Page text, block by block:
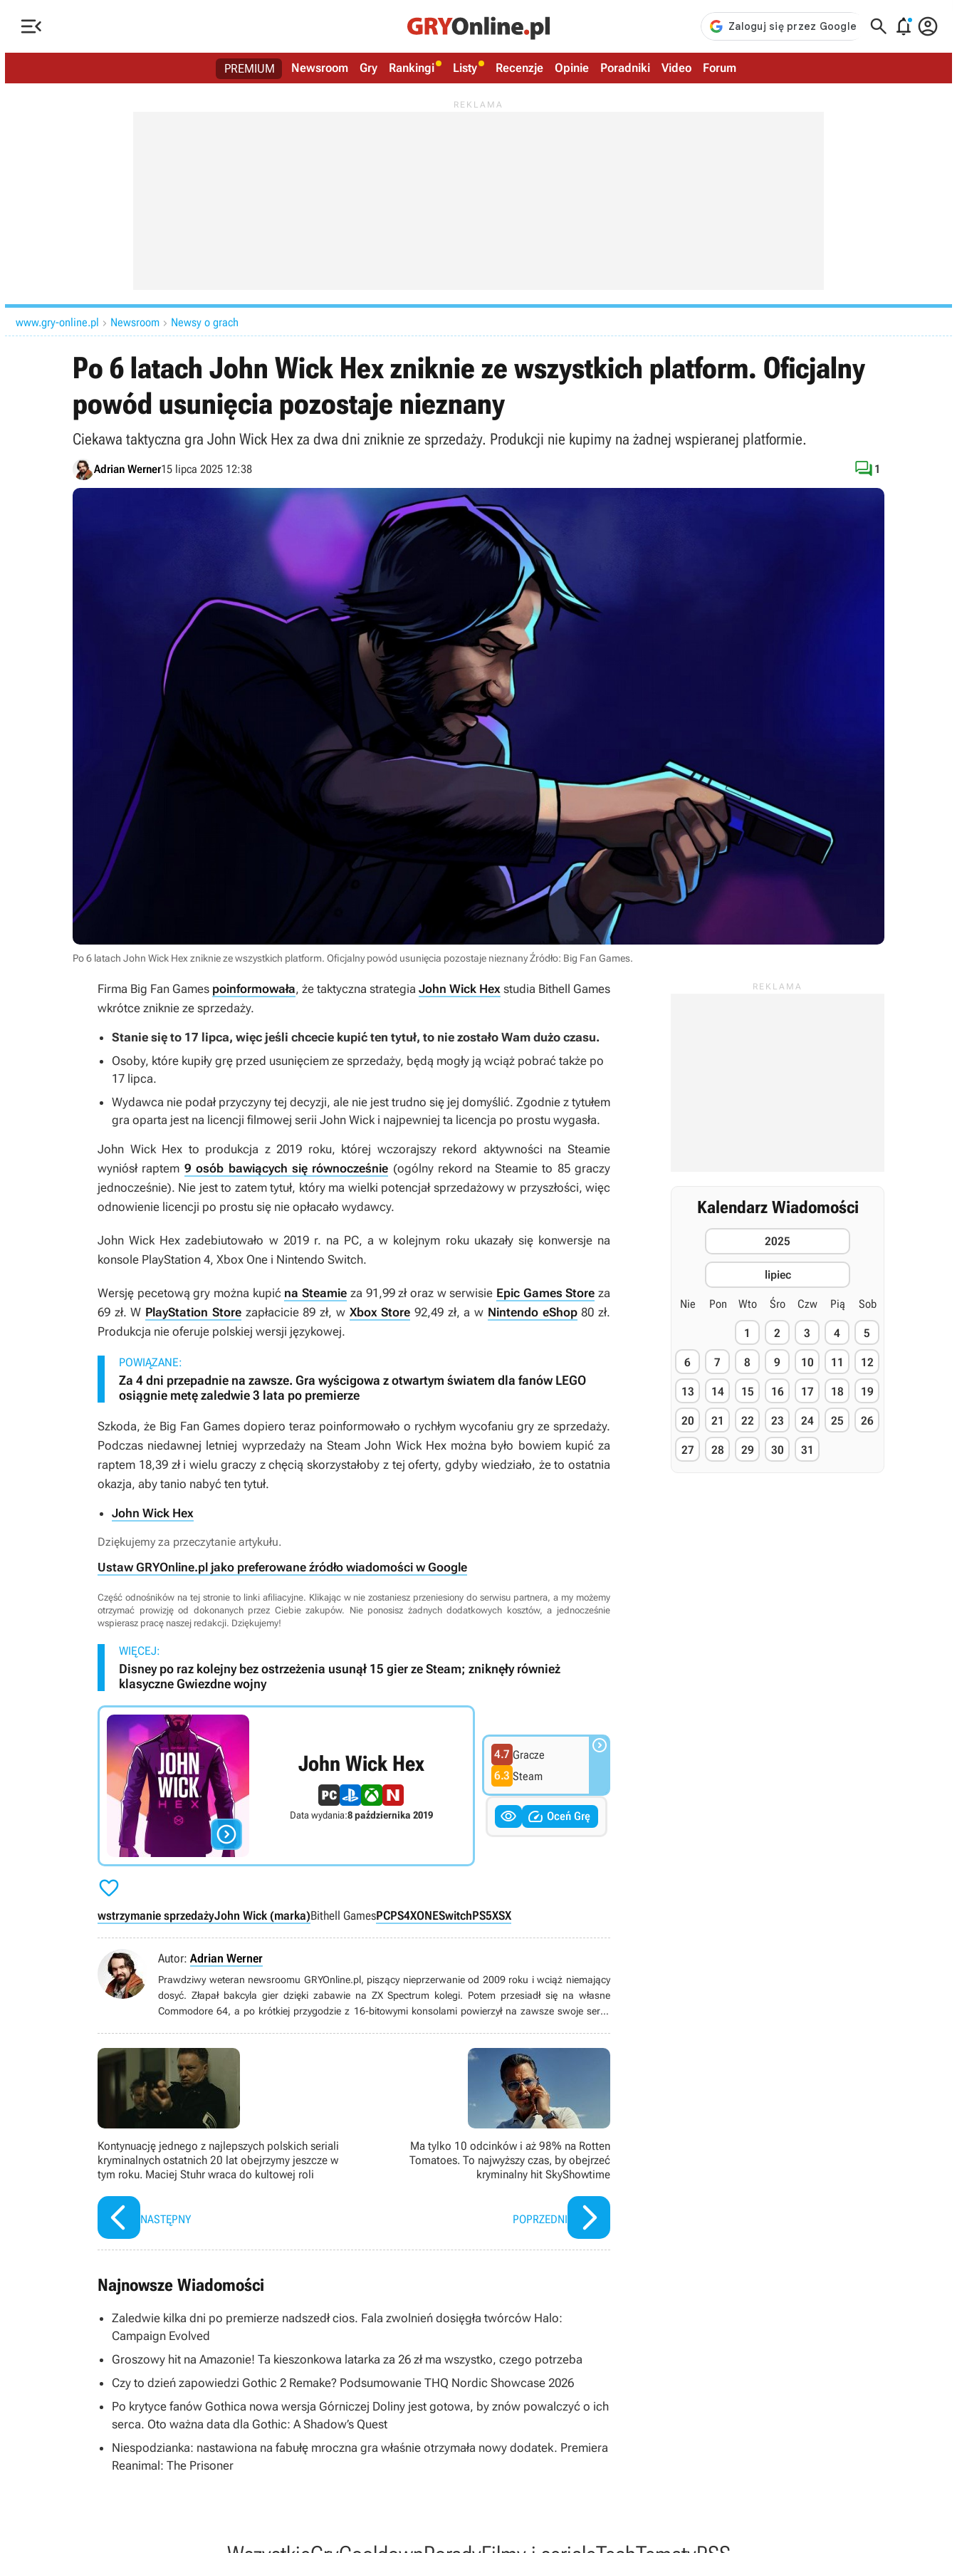
   
PREMIUM Newsroom Gry Rankingi Listy Recenzje Opinie Poradniki Video Forum
www.gry-online.pl  Newsroom  Newsy o grach
Po 6 latach John Wick Hex zniknie ze wszystkich platform. Oficjalny
powód usunięcia pozostaje nieznany
Ciekawa taktyczna gra John Wick Hex za dwa dni zniknie ze sprzedaży. Produkcji nie kupimy na żadnej wspieranej platformie.
Adrian Werner15 lipca 2025 12:38  1
Po 6 latach John Wick Hex zniknie ze wszystkich platform. Oficjalny powód usunięcia pozostaje nieznanyŹródło: Big Fan Games.
Firma Big Fan Games poinformowała, że taktyczna strategia John Wick Hex studia Bithell Games
wkrótce zniknie ze sprzedaży.
Stanie się to 17 lipca, więc jeśli chcecie kupić ten tytuł, to nie zostało Wam dużo czasu.
Osoby, które kupiły grę przed usunięciem ze sprzedaży, będą mogły ją wciąż pobrać także po
17 lipca.
Wydawca nie podał przyczyny tej decyzji, ale nie jest trudno się jej domyślić. Zgodnie z tytułem
gra oparta jest na licencji filmowej serii John Wicki najpewniej ta licencja po prostu wygasła.
John Wick Hex to produkcja z 2019 roku, której wczorajszy rekord aktywności na Steamie
wyniósł raptem 9 osób bawiących się równocześnie (ogólny rekord na Steamie to 85 graczy
jednocześnie). Nie jest to zatem tytuł, który ma wielki potencjał sprzedażowy w przyszłości, więc
odnowienie licencji po prostu się nie opłacało wydawcy.
John Wick Hex zadebiutowało w 2019 r. na PC, a w kolejnym roku ukazały się konwersje na
konsole PlayStation 4, Xbox One i Nintendo Switch.
Wersję pecetową gry można kupić na Steamie za 91,99 zł oraz w serwisie Epic Games Store za
69 zł. W PlayStation Storezapłacicie 89 zł, w Xbox Store 92,49 zł, a w Nintendo eShop80 zł.
Produkcja nie oferuje polskiej wersji językowej.
POWIĄZANE:
Za 4 dni przepadnie na zawsze. Gra wyścigowa z otwartym światem dla fanów LEGO
osiągnie metę zaledwie 3 lata po premierze
Szkoda, że Big Fan Games dopiero teraz poinformowało o rychłym wycofaniu gry ze sprzedaży.
Podczas niedawnej letniej wyprzedaży na SteamJohn Wick Hexmożna było bowiem kupić za
raptem 18,39 zł i wielu graczy z chęcią skorzystałoby z tej oferty, gdyby wiedziało, że to ostatnia
okazja, aby tanio nabyć ten tytuł.
John Wick Hex
Dziękujemy za przeczytanie artykułu.
Ustaw GRYOnline.pl jako preferowane źródło wiadomości w Google
Część odnośników na tej stronie to linki afiliacyjne. Klikając w nie zostaniesz przeniesiony do serwisu partnera, a my możemy
otrzymać prowizję od dokonanych przez Ciebie zakupów. Nie ponosisz żadnych dodatkowych kosztów, a jednocześnie
wspierasz pracę naszej redakcji. Dziękujemy!
WIĘCEJ:
Disney po raz kolejny bez ostrzeżenia usunął 15 gier ze Steam; zniknęły również
klasyczne Gwiezdne wojny

John Wick Hex
Data wydania:8 października 2019
4.7 Gracze
6.3 Steam

  Oceń Grę

wstrzymanie sprzedażyJohn Wick (marka)Bithell GamesPCPS4XONESwitchPS5XSX
Autor: Adrian Werner
Prawdziwy weteran newsroomu GRYOnline.pl, piszący nieprzerwanie od 2009 roku i wciąż niemający
dosyć. Złapał bakcyla gier dzięki zabawie na ZX Spectrum kolegi. Potem przesiadł się na własne
Commodore 64, a po krótkiej przygodzie z 16-bitowymi konsolami powierzył na zawsze swoje serce
książek, seriali, filmów i komiksów.
Kontynuację jednego z najlepszych polskich seriali
kryminalnych ostatnich 20 lat obejrzymy jeszcze w
tym roku. Maciej Stuhr wraca do kultowej roli
NASTĘPNY
Ma tylko 10 odcinków i aż 98% na Rotten
Tomatoes. To najwyższy czas, by obejrzeć
kryminalny hit SkyShowtime
POPRZEDNI
Najnowsze Wiadomości
Zaledwie kilka dni po premierze nadszedł cios. Fala zwolnień dosięgła twórców Halo:
Campaign Evolved
Groszowy hit na Amazonie! Ta kieszonkowa latarka za 26 zł ma wszystko, czego potrzeba
Czy to dzień zapowiedzi Gothic 2 Remake? Podsumowanie THQ Nordic Showcase 2026
Po krytyce fanów Gothica nowa wersja Górniczej Doliny jest gotowa, by znów powalczyć o ich
serca. Oto ważna data dla Gothic: A Shadow’s Quest
Niespodzianka: nastawiona na fabułę mroczna gra właśnie otrzymała nowy dodatek. Premiera
Reanimal: The Prisoner
Kalendarz Wiadomości
2025
lipiec
Nie Pon Wto Śro Czw Pią Sob
1 2 3 4 5
6 7 8 9 10 11 12
13 14 15 16 17 18 19
20 21 22 23 24 25 26
27 28 29 30 31